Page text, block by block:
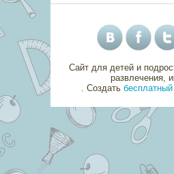
Сайт для детей и
развлечения,
. Создать бесплатный